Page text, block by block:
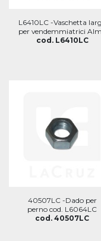
L6410LC -Vaschetta
per vendemmiatrici
cod. L6410LC
40507LC -Dado per
perno cod. L6064LC
cod. 40507LC